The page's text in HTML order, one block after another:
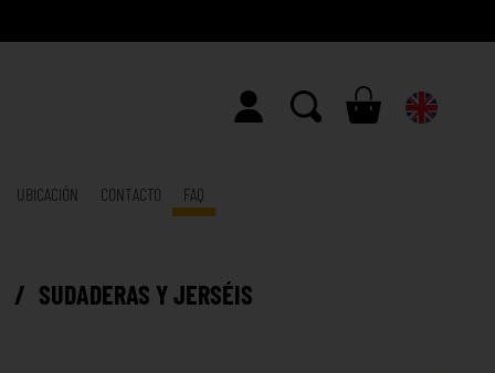
UBICACIÓN CONTACTO FAQ
/ SUDADERAS Y JERSÉIS